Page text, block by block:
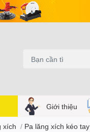
Giới thiệu
xích / Pa lăng xích kéo tay